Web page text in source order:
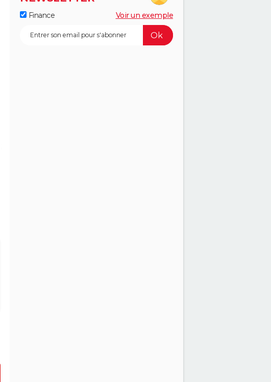
Finance Voir un exemple